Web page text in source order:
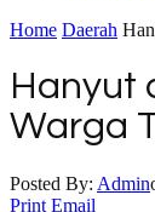
Home Daerah
Hanyut
Warga
Posted By: Admin
Print Email